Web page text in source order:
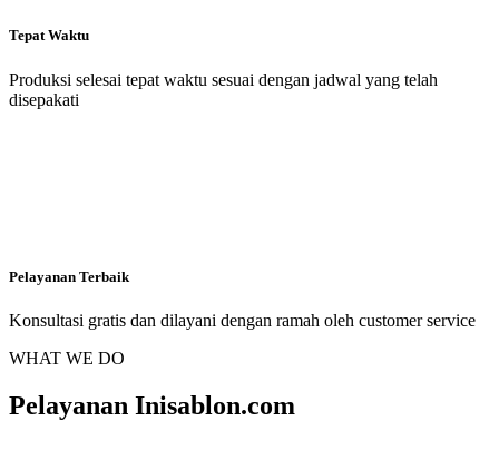
Tepat Waktu
Produksi selesai tepat waktu sesuai dengan jadwal yang telah
disepakati
Pelayanan Terbaik
Konsultasi gratis dan dilayani dengan ramah oleh customer service
WHAT WE DO
Pelayanan Inisablon.com